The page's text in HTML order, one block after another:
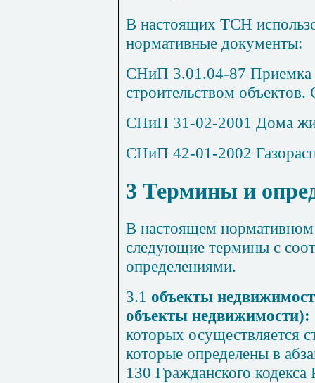
В настоящих ТСН
нормативные документы:
СНиП 3.01.04-87 Приемка
строительством объектов.
СНиП 31-02-2001 Дома
СНиП 42-01-2002
3 Термины и
В настоящем нормативном
следующие термины с
определениями.
3.1 объекты
объекты недвижимости):
которых осуществляется
которые определены в
130 Гражданского кодекса